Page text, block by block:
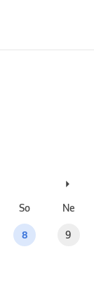
So Ne
8 9